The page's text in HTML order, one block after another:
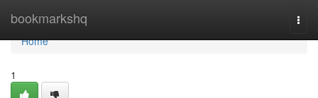
bookmarkshq
Home
Home
1